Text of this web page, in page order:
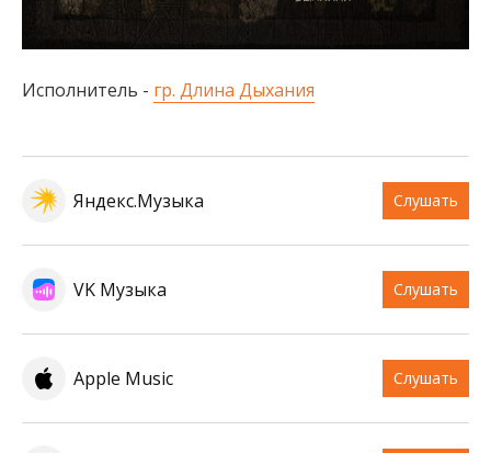
Исполнитель - гр. Длина Дыхания
Яндекс.Музыка Слушать
VK Музыка Слушать
Apple Music Слушать